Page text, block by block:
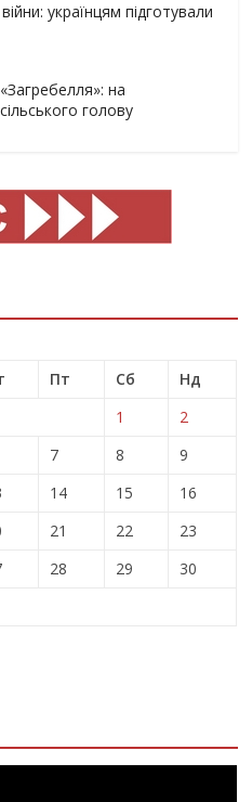
українцям підготували
на
голову
Пт Сб
Нд
1
2
7 8
9
14 15
16
21 22
23
28 29
30